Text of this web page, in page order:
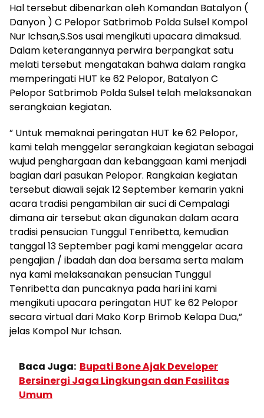
Hal tersebut dibenarkan oleh Komandan Batalyon (
Danyon ) C Pelopor Satbrimob Polda Sulsel Kompol
Nur Ichsan,S.Sos usai mengikuti upacara dimaksud.
Dalam keterangannya perwira berpangkat satu
melati tersebut mengatakan bahwa dalam rangka
memperingati HUT ke 62 Pelopor, Batalyon C
Pelopor Satbrimob Polda Sulsel telah melaksanakan
serangkaian kegiatan.
” Untuk memaknai peringatan HUT ke 62 Pelopor,
kami telah menggelar serangkaian kegiatan sebagai
wujud penghargaan dan kebanggaan kami menjadi
bagian dari pasukan Pelopor. Rangkaian kegiatan
tersebut diawali sejak 12 September kemarin yakni
acara tradisi pengambilan air suci di Cempalagi
dimana air tersebut akan digunakan dalam acara
tradisi pensucian Tunggul Tenribetta, kemudian
tanggal 13 September pagi kami menggelar acara
pengajian / ibadah dan doa bersama serta malam
nya kami melaksanakan pensucian Tunggul
Tenribetta dan puncaknya pada hari ini kami
mengikuti upacara peringatan HUT ke 62 Pelopor
secara virtual dari Mako Korp Brimob Kelapa Dua,”
jelas Kompol Nur Ichsan.
Baca Juga: Bupati Bone Ajak Developer
Bersinergi Jaga Lingkungan dan Fasilitas
Umum